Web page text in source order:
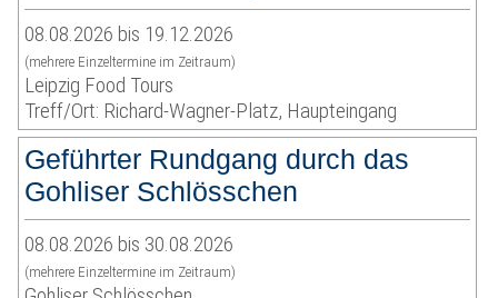
08.08.2026 bis 19.12.2026
(mehrere Einzeltermine im Zeitraum)
Leipzig Food Tours
Treff/Ort: Richard-Wagner-Platz, Haupteingang
Geführter Rundgang durch das
Gohliser Schlösschen
08.08.2026 bis 30.08.2026
(mehrere Einzeltermine im Zeitraum)